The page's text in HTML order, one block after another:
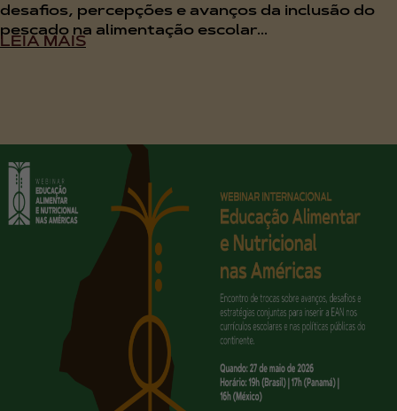
desafios, percepções e avanços da inclusão do
pescado na alimentação escolar...
LEIA MAIS